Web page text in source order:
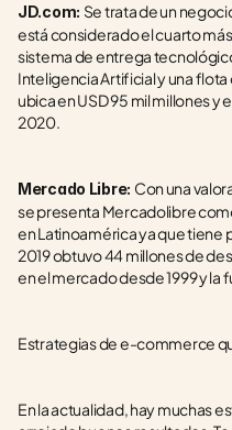
JD.com: Se trata de un
está considerado el cuarto
sistema de entrega
Inteligencia Artificial y una flota
ubica en USD 95 mil millones
2020.
Mercado Libre: Con una
se presenta Mercadolibre
en Latinoamérica ya que tiene
2019 obtuvo 44 millones de
en el mercado desde 1999 y
Estrategias de e-commerce
En la actualidad, hay muchas